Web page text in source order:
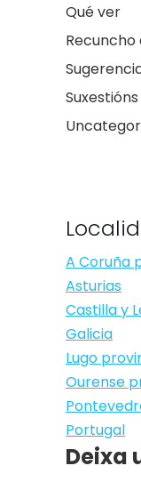
Qué ver
Suxestións
A Coruña
Asturias
Castilla y
Galicia
Lugo
Ourense
Portugal
Deixa